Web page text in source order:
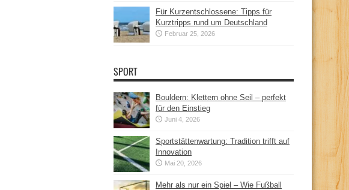
Für Kurzentschlossene: Tipps für
Kurztripps rund um Deutschland
Februar 25, 2026
SPORT
Bouldern: Klettern ohne Seil – perfekt
für den Einstieg
Juni 4, 2026
Sportstättenwartung: Tradition trifft auf
Innovation
Mai 20, 2026
Mehr als nur ein Spiel – Wie Fußball